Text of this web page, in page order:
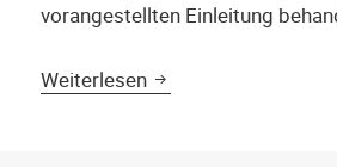
vorangestellten Einleitung
Weiterlesen Namen als